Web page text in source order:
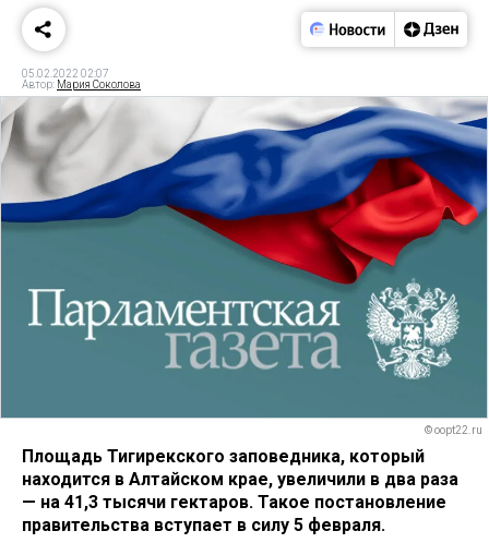
05.02.2022 02:07
Автор: Мария Соколова
© oopt22.ru
Площадь Тигирекского заповедника, который
находится в Алтайском крае, увеличили в два раза
— на 41,3 тысячи гектаров. Такое постановление
правительства вступает в силу 5 февраля.